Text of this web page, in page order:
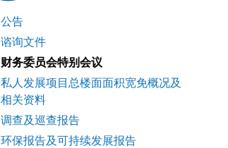
公告
谘询文件
财务委员会特别会议
私人发展项目总楼面面积宽免概况及
相关资料
调查及巡查报告
环保报告及可持续发展报告